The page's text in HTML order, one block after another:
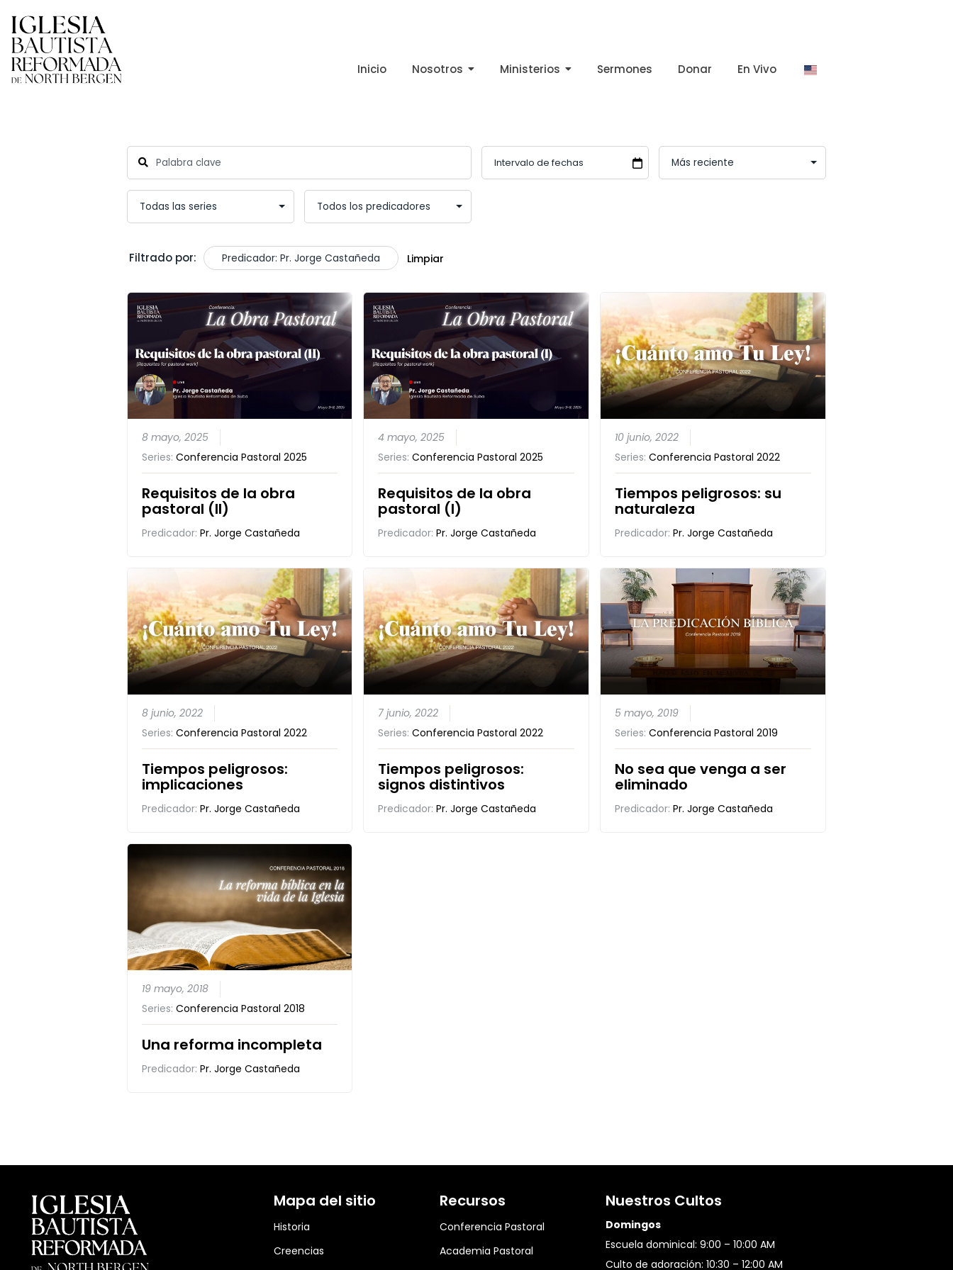
Inicio Nosotros Ministerios Sermones Donar En Vivo
Filtrado por: Predicador: Pr. Jorge Castañeda Limpiar
8 mayo, 2025
Series: Conferencia Pastoral 2025
Requisitos de la obra
pastoral (II)
Predicador: Pr. Jorge Castañeda
4 mayo, 2025
Series:Conferencia Pastoral 2025
Requisitos de la obra
pastoral (I)
Predicador:Pr. Jorge Castañeda
10 junio, 2022
Series:Conferencia Pastoral 2022
Tiempos peligrosos: su
naturaleza
Predicador:Pr. Jorge Castañeda
8 junio, 2022
Series: Conferencia Pastoral 2022
Tiempos peligrosos:
implicaciones
Predicador: Pr. Jorge Castañeda
7 junio, 2022
Series:Conferencia Pastoral 2022
Tiempos peligrosos:
signos distintivos
Predicador:Pr. Jorge Castañeda
5 mayo, 2019
Series:Conferencia Pastoral 2019
No sea que venga a ser
eliminado
Predicador:Pr. Jorge Castañeda
19 mayo, 2018
Series: Conferencia Pastoral 2018
Una reforma incompleta
Predicador: Pr. Jorge Castañeda
Mapa del sitio
Historia
Creencias
Recursos
Conferencia Pastoral
Academia Pastoral
Nuestros Cultos
Domingos
Escuela dominical: 9:00 – 10:00 AM
Culto de adoración: 10:30 – 12:00 AM